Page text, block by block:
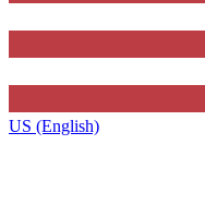
US (English)